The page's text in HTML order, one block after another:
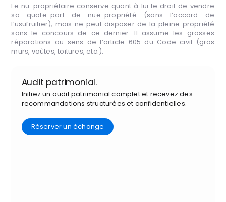
Le nu-propriétaire conserve quant à lui le droit de vendre
sa quote-part de nue-propriété (sans l’accord de
l’usufruitier), mais ne peut disposer de la pleine propriété
sans le concours de ce dernier. Il assume les grosses
réparations au sens de l’article 605 du Code civil (gros
murs, voûtes, toitures, etc.).
Audit patrimonial.
Initiez un audit patrimonial complet et recevez des
recommandations structurées et confidentielles.
Réserver un échange